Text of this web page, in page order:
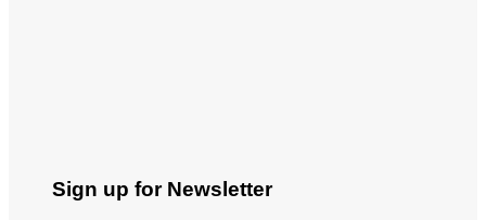
Sign up for Newsletter